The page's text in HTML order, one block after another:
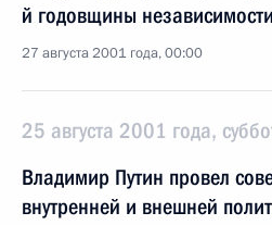
й годовщины
27 августа 2001 года, 00:00
25 августа 2001 года,
Владимир Путин провел
внутренней и внешней